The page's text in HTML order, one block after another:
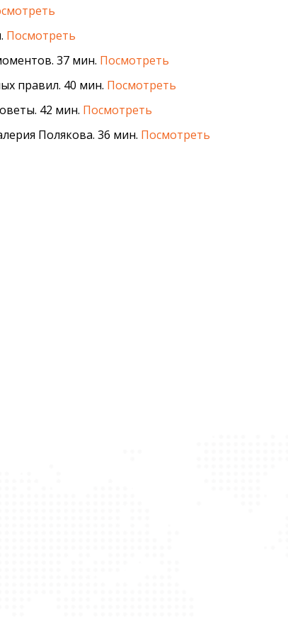
Посмотреть
37 мин. Посмотреть
правил. 40 мин. Посмотреть
42 мин. Посмотреть
Полякова. 36 мин. Посмотреть